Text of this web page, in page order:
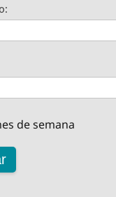
de semana